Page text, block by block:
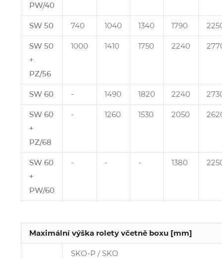
PW/40
SW 50 740 1040 1340 1790
SW 50
+
PZ/56
1000 1410 1750 2240
SW 60 ‑ 1490 1820 2240
SW 60
+
PZ/68
‑ 1260 1530 2050
SW 60
+
PW/60
‑ ‑ ‑ 1380
Maximální výška rolety včetně boxu [mm]
SKO‑P / SKO